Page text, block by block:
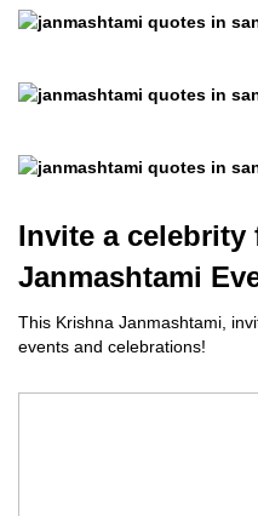
Invite a celebrity
Janmashtami
This Krishna Janmashtami,
events and celebrations!